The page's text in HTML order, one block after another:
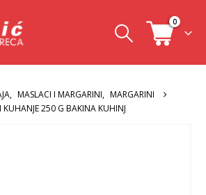
0
, MASLACI I MARGARINI, MARGARINI
250 G BAKINA KUHINJ